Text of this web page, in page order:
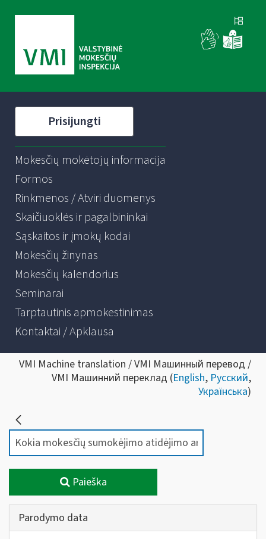
Prisijungti
Mokesčių mokėtojų informacija
Formos
Rinkmenos / Atviri duomenys
Skaičiuoklės ir pagalbininkai
Sąskaitos ir įmokų kodai
Mokesčių žinynas
Mokesčių kalendorius
Seminarai
Tarptautinis apmokestinimas
Kontaktai / Apklausa
VMI Machine translation / VMI Машинный перевод /
VMI Машинний переклад (English, Русский,
Українська)
Paieška
Parodymo data